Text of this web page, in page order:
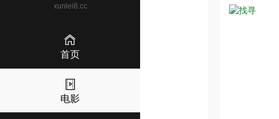
xunlei8.cc
首页
电影